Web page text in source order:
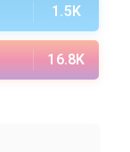
1.5K
16.8K